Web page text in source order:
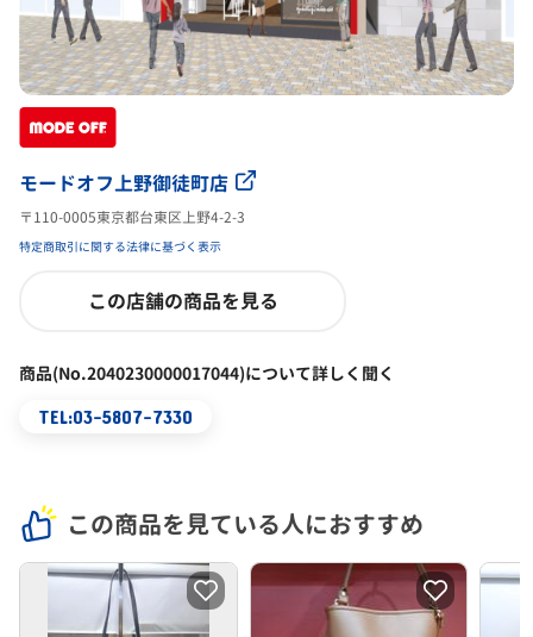
モードオフ上野御徒町店
〒110-0005東京都台東区上野4-2-3
特定商取引に関する法律に基づく表示
この店舗の商品を見る
商品(No.2040230000017044)について詳しく聞く
TEL:03-5807-7330
この商品を見ている人におすすめ